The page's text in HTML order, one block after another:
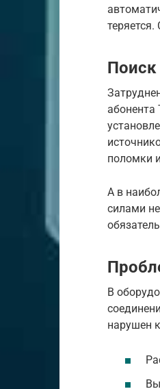
Поиск
абонента
поломки
А в
силами
В
нарушен